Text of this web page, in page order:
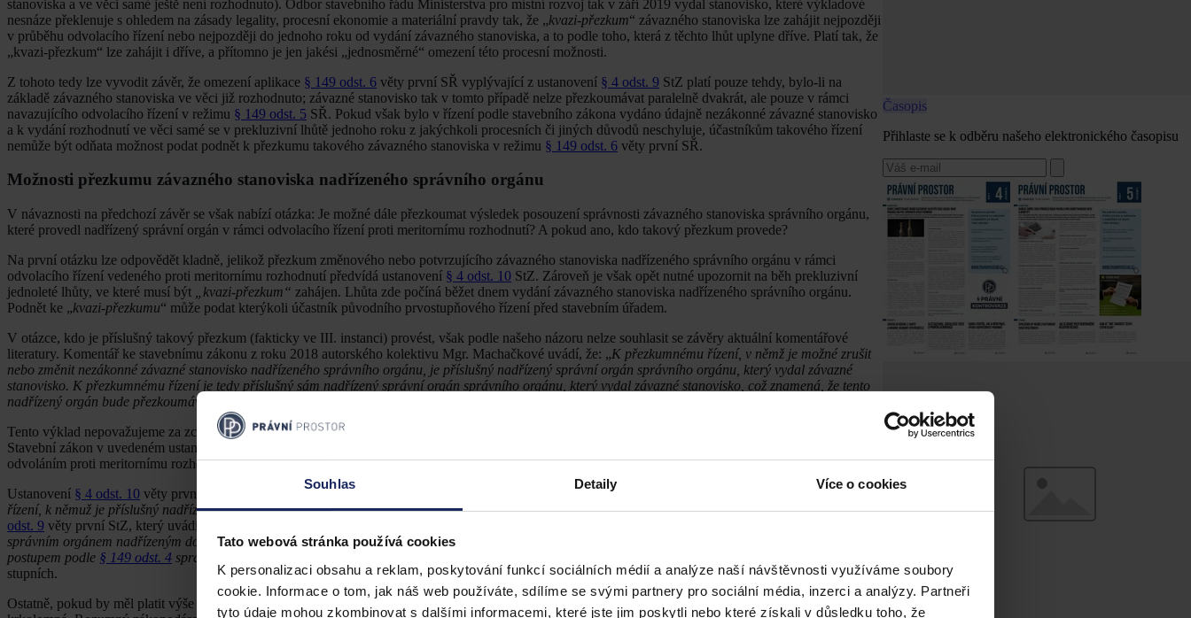
Souhlas Detaily Více o cookies
Tato webová stránka používá cookies
K personalizaci obsahu a reklam, poskytování funkcí sociálních médií a analýze naší návštěvnosti využíváme soubory
cookie. Informace o tom, jak náš web používáte, sdílíme se svými partnery pro sociální média, inzerci a analýzy. Partneři
tyto údaje mohou zkombinovat s dalšími informacemi, které jste jim poskytli nebo které získali v důsledku toho, že
stanoviska a ve věci samé ještě není rozhodnuto). Odbor stavebního řádu Ministerstva pro místní rozvoj tak v září 2019 vydal stanovisko, které výkladové
nesnáze překlenuje s ohledem na zásady legality, procesní ekonomie a materiální pravdy tak, že „kvazi-přezkum“ závazného stanoviska lze zahájit nejpozději
v průběhu odvolacího řízení nebo nejpozději do jednoho roku od vydání závazného stanoviska, a to podle toho, která z těchto lhůt uplyne dříve. Platí tak, že
„kvazi-přezkum“ lze zahájit i dříve, a přítomno je jen jakési „jednosměrné“ omezení této procesní možnosti.
Z tohoto tedy lze vyvodit závěr, že omezení aplikace § 149 odst. 6 věty první SŘ vyplývající z ustanovení § 4 odst. 9 StZ platí pouze tehdy, bylo-li na
základě závazného stanoviska ve věci již rozhodnuto; závazné stanovisko tak v tomto případě nelze přezkoumávat paralelně dvakrát, ale pouze v rámci
navazujícího odvolacího řízení v režimu § 149 odst. 5 SŘ. Pokud však bylo v řízení podle stavebního zákona vydáno údajně nezákonné závazné stanovisko
a k vydání rozhodnutí ve věci samé se v prekluzivní lhůtě jednoho roku z jakýchkoli procesních či jiných důvodů neschyluje, účastníkům takového řízení
nemůže být odňata možnost podat podnět k přezkumu takového závazného stanoviska v režimu § 149 odst. 6 věty první SŘ.
Možnosti přezkumu závazného stanoviska nadřízeného správního orgánu
V návaznosti na předchozí závěr se však nabízí otázka: Je možné dále přezkoumat výsledek posouzení správnosti závazného stanoviska správního orgánu,
které provedl nadřízený správní orgán v rámci odvolacího řízení proti meritornímu rozhodnutí? A pokud ano, kdo takový přezkum provede?
Na první otázku lze odpovědět kladně, jelikož přezkum změnového nebo potvrzujícího závazného stanoviska nadřízeného správního orgánu v rámci
odvolacího řízení vedeného proti meritornímu rozhodnutí předvídá ustanovení § 4 odst. 10 StZ. Zároveň je však opět nutné upozornit na běh prekluzivní
jednoleté lhůty, ve které musí být
„kvazi-přezkum“ zahájen. Lhůta zde počíná běžet dnem vydání závazného stanoviska nadřízeného správního orgánu.
Podnět ke „kvazi-přezkumu“ může podat kterýkoli účastník původního prvostupňového řízení před stavebním úřadem.
V otázce, kdo je příslušný takový přezkum (fakticky ve III. instanci) provést, však podle našeho názoru nelze souhlasit se závěry aktuální komentářové
literatury. Komentář ke stavebnímu zákonu z roku 2018 autorského kolektivu Mgr. Machačkové uvádí, že: „K přezkumnému řízení, v němž je možné zrušit
nebo změnit nezákonné závazné stanovisko nadřízeného správního orgánu, je příslušný nadřízený správní orgán správního orgánu, který vydal závazné
stanovisko. K přezkumnému řízení je tedy příslušný sám nadřízený správní orgán správního orgánu, který vydal závazné stanovisko, což znamená, že tento
nadřízený orgán bude přezkoumávat zákonnost svého vlastního stanoviska.
Tento výklad nepovažujeme za zcela přesný, neboť dostatečně nezohledňuje označení příslušných správních orgánů, které zákonodárce používá v
Stavební zákon v uvedeném ustanovení rozlišuje mezi
odvoláním proti meritornímu rozhodnutí) a „nadřízeným správním orgánem“ (tj. orgánem, který závazné stanovisko dotčeného orgánu přezkoumává).
Ustanovení § 4 odst. 10 věty první StZ pak uvádí, že: „Nezákonné závazné stanovisko nadřízeného správního orgánu lze zrušit nebo změnit v přezkumném
řízení, k němuž je příslušný nadřízený správní orgán správního orgánu, který vydal závazné stanovisko.“Pokud bude tento odstavec srovnán se zněním§ 4
odst. 9 věty první StZ, který uvádí: „
správním orgánem nadřízeným dotčenému orgánu pouze v rámci odvolacího řízení proti rozhodnutí, které bylo závazným stanoviskem podmíněno,
postupem podle § 149 odst. 4 správního řádu,“
stupních.
Ostatně, pokud by měl platit výše citovaný závěr komentářové literatury, textace ustanovení
věty první StZ by se jevila jako přespříliš
Časopis
Přihlaste se k odběru našeho elektronického časopisu